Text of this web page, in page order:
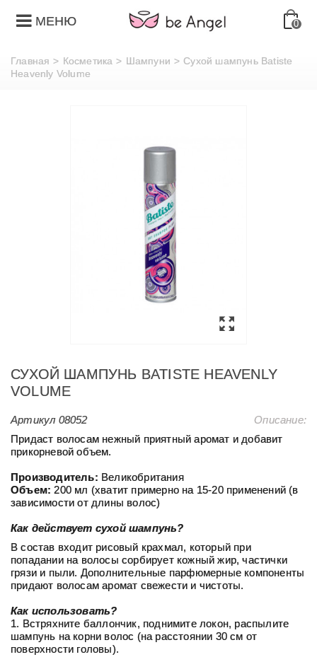
МЕНЮ 0
Главная > Косметика > Шампуни > Сухой шампунь Batiste
Heavenly Volume
СУХОЙ ШАМПУНЬ BATISTE HEAVENLY
VOLUME
Артикул 08052
Описание:
Придаст волосам нежный приятный аромат и добавит
прикорневой объем.
Производитель: Великобритания
Объем: 200 мл (хватит примерно на 15-20 применений (в
зависимости от длины волос)
Как действует сухой шампунь?
В состав входит рисовый крахмал, который при
попадании на волосы сорбирует кожный жир, частички
грязи и пыли. Дополнительные парфюмерные компоненты
придают волосам аромат свежести и чистоты.
Как использовать?
1. Встряхните баллончик, поднимите локон, распылите
шампунь на корни волос (на расстоянии 30 см от
поверхности головы).